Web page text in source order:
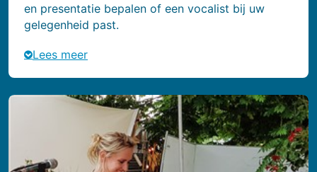
en presentatie bepalen of een vocalist bij uw
gelegenheid past.
Lees meer